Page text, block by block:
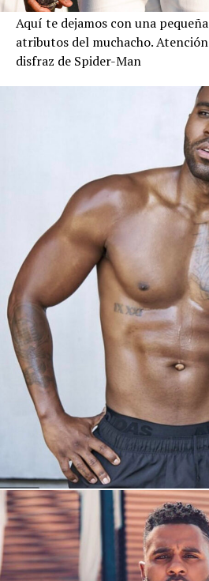
Aquí te dejamos con una
atributos del muchacho.
disfraz de Spider-Man